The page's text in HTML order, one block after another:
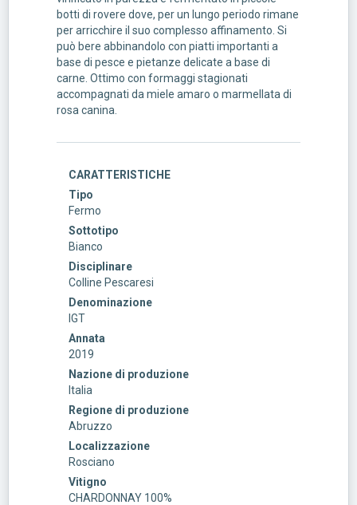
botti di rovere dove, per un lungo periodo rimane
per arricchire il suo complesso affinamento. Si
può bere abbinandolo con piatti importanti a
base di pesce e pietanze delicate a base di
carne. Ottimo con formaggi stagionati
accompagnati da miele amaro o marmellata di
rosa canina.
CARATTERISTICHE
Tipo
Fermo
Sottotipo
Bianco
Disciplinare
Colline Pescaresi
Denominazione
IGT
Annata
2019
Nazione di produzione
Italia
Regione di produzione
Abruzzo
Localizzazione
Rosciano
Vitigno
CHARDONNAY 100%